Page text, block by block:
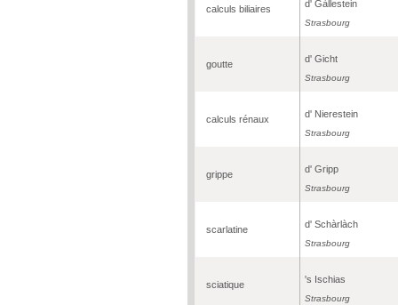
calculs biliaires d' Gàllestein
Strasbourg
goutte d' Gicht
Strasbourg
calculs rénaux d' Nierestein
Strasbourg
grippe d' Gripp
Strasbourg
scarlatine d' Schàrlàch
Strasbourg
sciatique 's Ischias
Strasbourg